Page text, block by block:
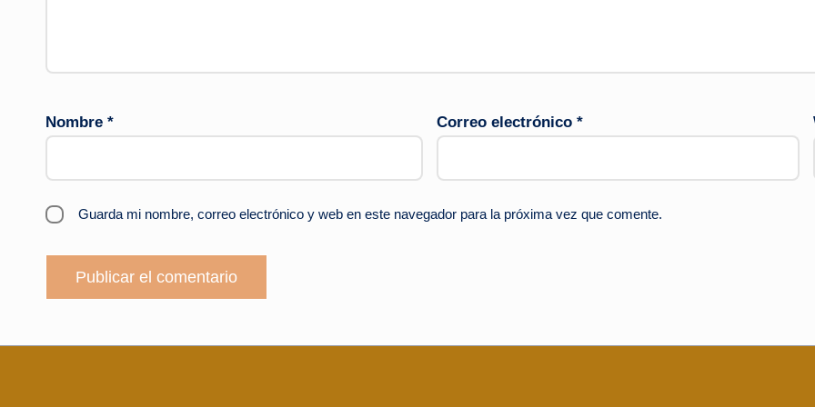
Nombre * Correo electrónico *
Guarda mi nombre, correo electrónico y web en este navegador para la próxima vez que comente.